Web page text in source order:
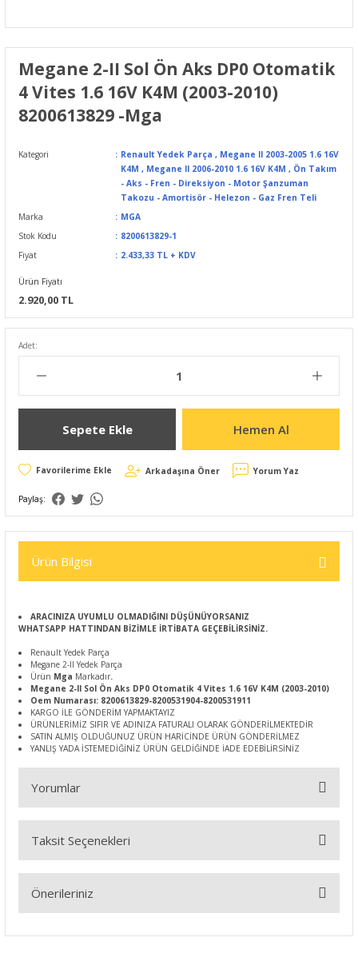
Megane 2-II Sol Ön Aks DP0 Otomatik
4 Vites 1.6 16V K4M (2003-2010)
8200613829 -Mga
Kategori Renault Yedek Parça , Megane II 2003-2005 1.6 16V
K4M , Megane II 2006-2010 1.6 16V K4M , Ön Takım
- Aks - Fren - Direksiyon - Motor Şanzuman
Takozu - Amortisör - Helezon - Gaz Fren Teli
Marka
MGA
Stok Kodu
8200613829-1
Fiyat
2.433,33 TL + KDV
Ürün Fiyatı
2.920,00 TL
Adet:
Sepete Ekle Hemen Al
Arkadaşına Öner Yorum Yaz
Paylaş:
Ürün Bilgisi
ARACINIZA UYUMLU OLMADIĞINI DÜŞÜNÜYORSANIZ
WHATSAPP HATTINDAN BİZİMLE İRTİBATA GEÇEBİLİRSİNİZ.
Renault Yedek Parça
Megane 2-II Yedek Parça
Ürün Mga Markadır.
Megane 2-II Sol Ön Aks DP0 Otomatik 4 Vites 1.6 16V K4M (2003-2010)
Oem Numarası: 8200613829-8200531904-8200531911
KARGO İLE GÖNDERİM YAPMAKTAYIZ
ÜRÜNLERİMİZ SIFIR VE ADINIZA FATURALI OLARAK GÖNDERİLMEKTEDİR
SATIN ALMIŞ OLDUĞUNUZ ÜRÜN HARİCİNDE ÜRÜN GÖNDERİLMEZ
YANLIŞ YADA İSTEMEDİĞİNİZ ÜRÜN GELDİĞİNDE İADE EDEBİLİRSİNİZ
Yorumlar
Bu ürüne ilk yorumu siz yapın!
Taksit Seçenekleri
Önerileriniz